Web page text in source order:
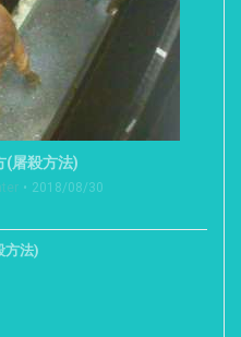
(屠殺方法)
2018/08/30
方法)